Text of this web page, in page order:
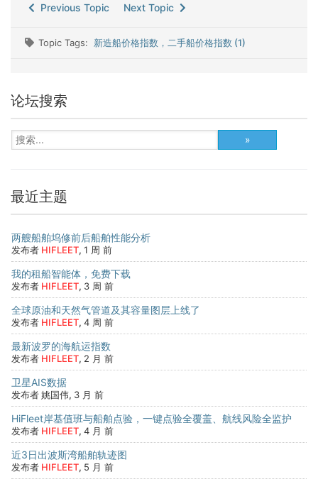
Previous Topic Next Topic
Topic Tags: 新造船价格指数，二手船价格指数 (1)
论坛搜索
最近主题
两艘船舶坞修前后船舶性能分析
发布者 HIFLEET, 1 周 前
我的租船智能体，免费下载
发布者 HIFLEET, 3 周 前
全球原油和天然气管道及其容量图层上线了
发布者 HIFLEET, 4 周 前
最新波罗的海航运指数
发布者 HIFLEET, 2 月 前
卫星AIS数据
发布者 姚国伟, 3 月 前
HiFleet岸基值班与船舶点验，一键点验全覆盖、航线风险全监护
发布者 HIFLEET, 4 月 前
近3日出波斯湾船舶轨迹图
发布者 HIFLEET, 5 月 前